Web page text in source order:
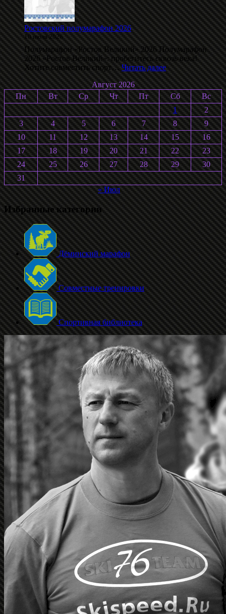
С.
Воробьёва
2026
Ростовский полумарафон 2026
10 июля 2026
Полумарафон «Ростов Великий» 2026 Полумарафон
2026 «Ростов Великий»: пробегитесь сквозь века!
Хотите совместить спорт…Читать далее:
Ростовский
полумарафон
2026
Август 2026
Пн
Вт Ср Чт Пт Сб
Вс
1
2
3
4 5 6 7 8
9
10
11 12 13 14 15
16
17
18 19 20 21 22
23
24
25 26 27 28 29
30
31
« Июл
Избранные категории
Дёминский марафон
Совместные тренировки
Спортивная библиотека